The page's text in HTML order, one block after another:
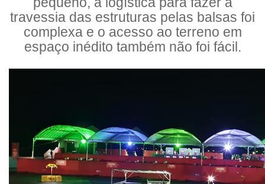
travessia das estruturas pelas balsas foi
complexa e o acesso ao terreno em
espaço inédito também não foi fácil.